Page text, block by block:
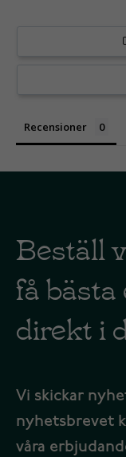
Recensioner
Beställ
få
direkt i
Vi skickar
nyhetsbrevet
våra